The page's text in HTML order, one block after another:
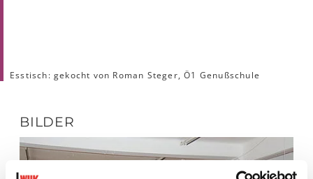
Esstisch: gekocht von Roman Steger, Ö1 Genußschule
BILDER